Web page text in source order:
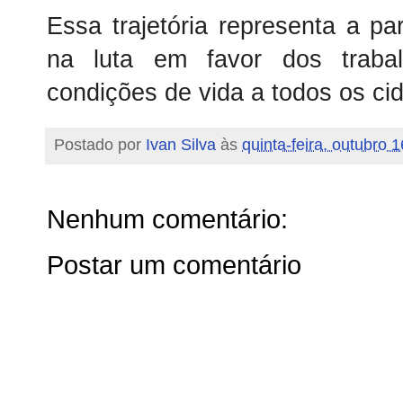
Essa trajetória representa a
na luta em favor dos
condições de vida a todos os
Postado por Ivan Silva às quinta-feira, outubro
Nenhum comentário:
Postar um comentário